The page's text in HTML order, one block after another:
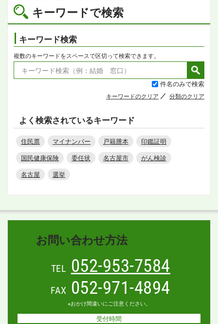
キーワードで検索
キーワード検索
複数のキーワードをスペースで区切って検索できます。
件名のみで検索
キーワードのクリア 分類のクリア
よく検索されているキーワード
住民票 マイナンバー 戸籍謄本
印鑑証明
国民健康保険
委任状 名古屋市
がん検診
名古屋
選挙
お問い合わせ方法
TEL 052-953-7584
FAX 052-971-4894
※おかけ間違いにご注意ください。
受付時間